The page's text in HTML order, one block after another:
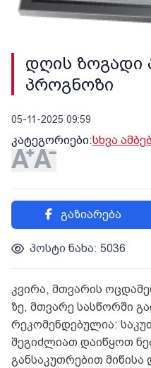
დღის ზოგადი
პროგნოზი
05-11-2025 09:59
კატეგორიები:სხვა
გაზიარება
პოსტი ნახა: 5036
კვირა, მთვარის
ზე, მთვარე სასწორში
რეკომენდებულია:
შეგიძლიათ დაიწყოთ
განსაკუთრებით მიწისა